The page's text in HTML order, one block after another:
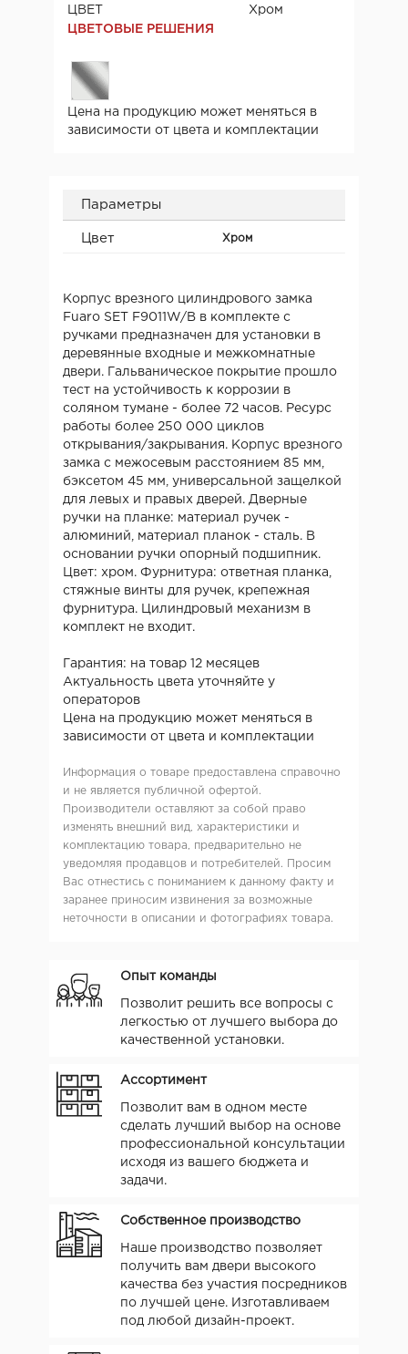
ЦВЕТ
Хром
ЦВЕТОВЫЕ РЕШЕНИЯ
Цена на продукцию может меняться в
зависимости от цвета и комплектации
Параметры
Цвет Хром
Корпус врезного цилиндрового замка
Fuaro SET
F9011W/B в комплекте с
ручками предназначен для установки в
деревянные входные и межкомнатные
двери. Гальваническое покрытие прошло
тест на устойчивость к коррозии в
соляном тумане - более 72 часов. Ресурс
работы более 250 000 циклов
открывания/закрывания. Корпус врезного
замка с межосевым расстоянием 85 мм,
бэксетом 45 мм, универсальной защелкой
для левых и правых дверей. Дверные
ручки на планке: материал ручек -
алюминий, материал планок - сталь. В
основании ручки опорный подшипник.
Цвет: хром. Фурнитура: ответная планка,
стяжные винты для ручек, крепежная
фурнитура. Цилиндровый механизм в
комплект не входит.
Гарантия: на товар 12 месяцев
Актуальность цвета уточняйте у
операторов
Цена на продукцию может меняться в
зависимости от цвета и комплектации
Информация о товаре предоставлена справочно
и не является публичной офертой.
Производители оставляют за собой право
изменять внешний вид, характеристики и
комплектацию товара, предварительно не
уведомляя продавцов и потребителей. Просим
Вас отнестись с пониманием к данному факту и
заранее приносим извинения за возможные
неточности в описании и фотографиях товара.
Опыт команды
Позволит решить все вопросы с
легкостью от лучшего выбора до
качественной установки.
Ассортимент
Позволит вам в одном месте
сделать лучший выбор на основе
профессиональной консультации
исходя из вашего бюджета и
задачи.
Собственное производство
Наше производство позволяет
получить вам двери высокого
качества без участия посредников
по лучшей цене. Изготавливаем
под любой дизайн-проект.